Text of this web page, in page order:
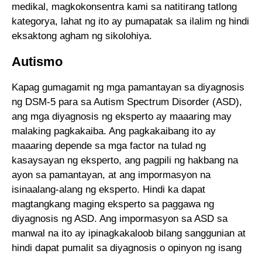
medikal, magkokonsentra kami sa natitirang tatlong
kategorya, lahat ng ito ay pumapatak sa ilalim ng hindi
eksaktong agham ng sikolohiya.
Autismo
Kapag gumagamit ng mga pamantayan sa diyagnosis
ng DSM-5 para sa Autism Spectrum Disorder (ASD),
ang mga diyagnosis ng eksperto ay maaaring may
malaking pagkakaiba. Ang pagkakaibang ito ay
maaaring depende sa mga factor na tulad ng
kasaysayan ng eksperto, ang pagpili ng hakbang na
ayon sa pamantayan, at ang impormasyon na
isinaalang-alang ng eksperto. Hindi ka dapat
magtangkang maging eksperto sa paggawa ng
diyagnosis ng ASD. Ang impormasyon sa ASD sa
manwal na ito ay ipinagkakaloob bilang sanggunian at
hindi dapat pumalit sa diyagnosis o opinyon ng isang